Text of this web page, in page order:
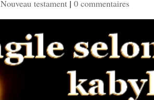
Nouveau testament| 0 commentaires